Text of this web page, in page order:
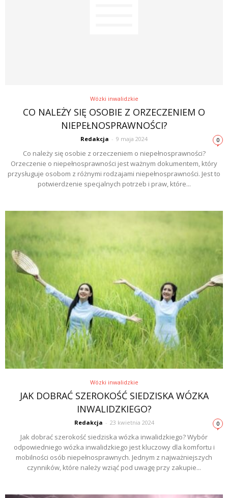
Wózki inwalidzkie
CO NALEŻY SIĘ OSOBIE Z ORZECZENIEM O
NIEPEŁNOSPRAWNOŚCI?
Redakcja - 9 maja 2024 0
Co należy się osobie z orzeczeniem o niepełnosprawności?
Orzeczenie o niepełnosprawności jest ważnym dokumentem, który
przysługuje osobom z różnymi rodzajami niepełnosprawności. Jest to
potwierdzenie specjalnych potrzeb i praw, które...
Wózki inwalidzkie
JAK DOBRAĆ SZEROKOŚĆ SIEDZISKA WÓZKA
INWALIDZKIEGO?
Redakcja - 23 kwietnia 2024 0
Jak dobrać szerokość siedziska wózka inwalidzkiego? Wybór
odpowiedniego wózka inwalidzkiego jest kluczowy dla komfortu i
mobilności osób niepełnosprawnych. Jednym z najważniejszych
czynników, które należy wziąć pod uwagę przy zakupie...